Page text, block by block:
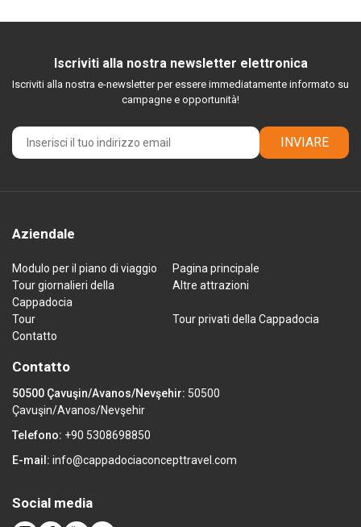
Iscriviti alla nostra newsletter elettronica
Iscriviti alla nostra e-newsletter per essere immediatamente informato su
campagne e opportunità!
INVIARE
Aziendale
Modulo per il piano di viaggio
Pagina principale
Tour giornalieri della
Cappadocia
Altre attrazioni
Tour
Tour privati della Cappadocia
Contatto
Contatto
50500 Çavuşin/Avanos/Nevşehir: 50500
Çavuşin/Avanos/Nevşehir
Telefono: +90 5308698850
E-mail: info@cappadociaconcepttravel.com
Social media